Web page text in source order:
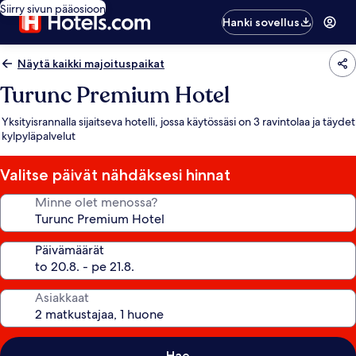
Siirry sivun pääosioon
Hanki sovellus
Näytä kaikki majoituspaikat
Turunc Premium Hotel
Yksityisrannalla sijaitseva hotelli, jossa käytössäsi on 3 ravintolaa ja täydet
kylpyläpalvelut
Valitse päivät nähdäksesi hinnat
Minne olet menossa?
Päivämäärät
Asiakkaat